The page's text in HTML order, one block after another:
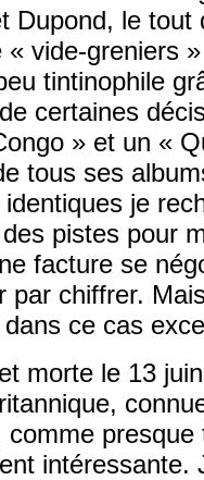
Dupond, le tout
vide-greniers
tintinophile
certaines
» et un «
tous ses
je
pistes pour
facture se
par chiffrer.
ce cas
morte le 13
comme
intéressante.